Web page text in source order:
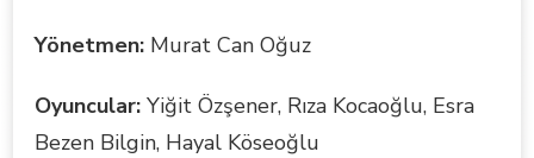
Yönetmen: Murat Can Oğuz
Oyuncular: Yiğit Özşener, Rıza Kocaoğlu, Esra
Bezen Bilgin, Hayal Köseoğlu